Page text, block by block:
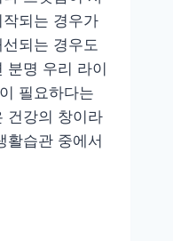
되는 경우가
되는 경우도
분명 우리 라이
필요하다는
건강의 창이라
활습관 중에서